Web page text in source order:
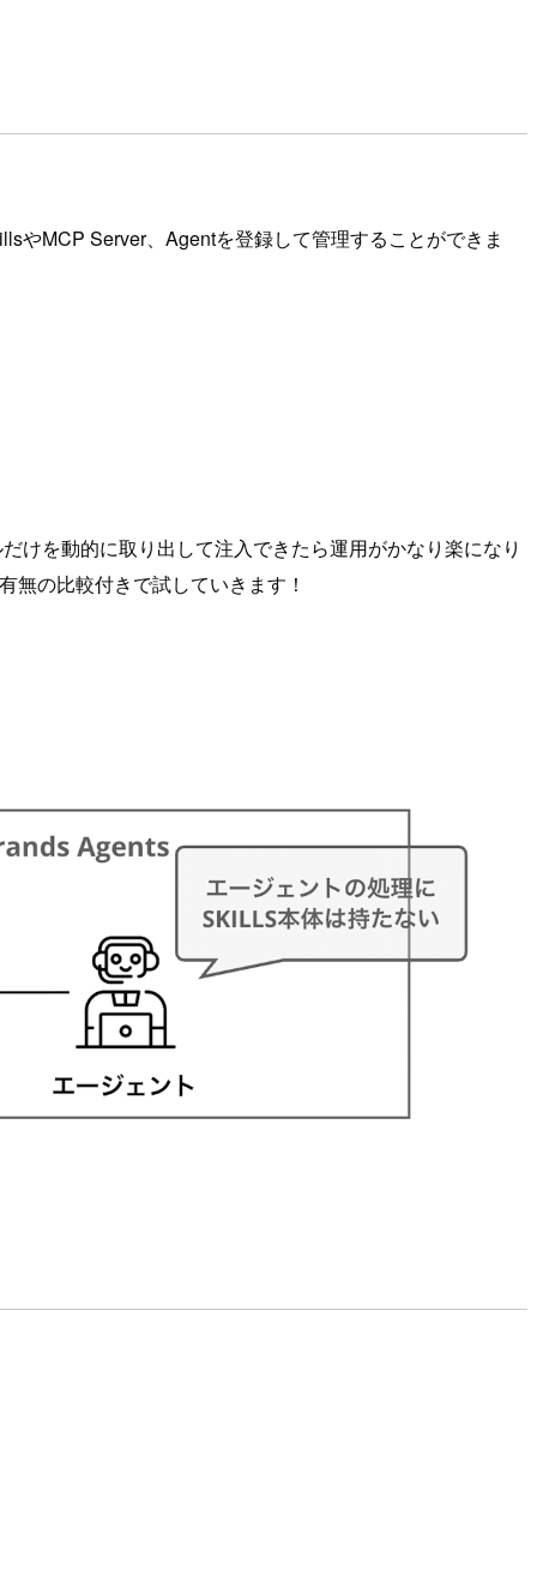
やMCP Server、Agentを登録して管理することができま
けを動的に取り出して注入できたら運用がかなり楽になり
の比較付きで試していきます！